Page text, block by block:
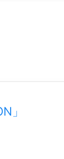
」